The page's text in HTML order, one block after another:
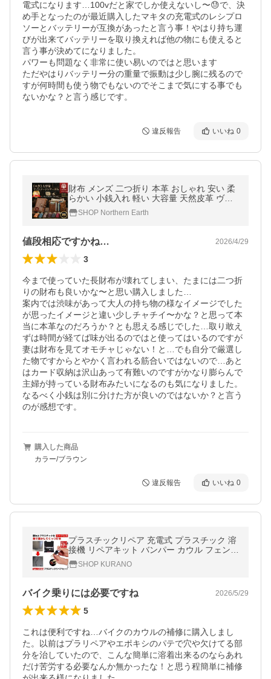
電式になります…100vだと家でしか使えないし〜😓で、決
め手となったのが最近購入したマキタの充電式のレシプロ
ソーとバッテリーが互換があったと言う事！やはり持ち運
びが出来てバッテリーを取り換えれば他の物にも使えると
言う事が決めてになりました。
パワーも問題なく非常に使い易いのではと思います
ただやはりバッテリー分の重量で振動は少し腕に残るので
すが何時間も使う物でもないのでそこまで気にする事でも
ないかな？と言う感じです。
違反報告 いいね 0
財布 メンズ 二つ折り 本革 おしゃれ 安い 柔
らかい 小銭入れ 軽い 大容量 天然皮革 ヴィ
ンテージ風 カード 17枚収納 スキミングガー
ド【期間限定セール】
SHOP Northern Earth
値段相応ですかね… 2026/4/29
3
今まで使っていた長財布が壊れてしまい、たまには二つ折
りの財布も良いかな〜と思い購入しました…
案内では渋味があって大人の持ち物の様なイメージでした
が思ったイメージと違い少しチャチイ〜かな？と思って本
当に本革なのだろうか？とも思える感じでした…取り敢え
ずは時間が経てば味が出るのではと使ってはいるのですが
妻は財布を見てオモチャじゃない！と…でも自分で厳選し
た物ですからとやかく言われる筋合いではないので…あと
はカード収納は沢山あって有難いのですがかなり膨らんで
主婦が持っている財布みたいになるのも気になりました。
なるべく小銭は別に分けた方が良いのではないか？と言う
のが感想です。
購入した商品
カラー/ブラウン
違反報告 いいね 0
プラスチックリペア 充電式 プラスチック 溶
接機 リペアキット バンパー カウル フェンダ
ー 溶接 割れ 補修 修理 ハンダゴテ はんだご
て 車 バイク デント
SHOP KURANO
バイク乗りには必要ですね 2026/5/29
5
これは便利ですね…バイクのカウルの補修に購入しまし
た。以前はプラリペアやエポキシのパテで穴や欠けてる部
分を治していたので、こんな簡単に溶着出来るのならあれ
だけ苦労する必要なんか無かったな！と思う程簡単に補修